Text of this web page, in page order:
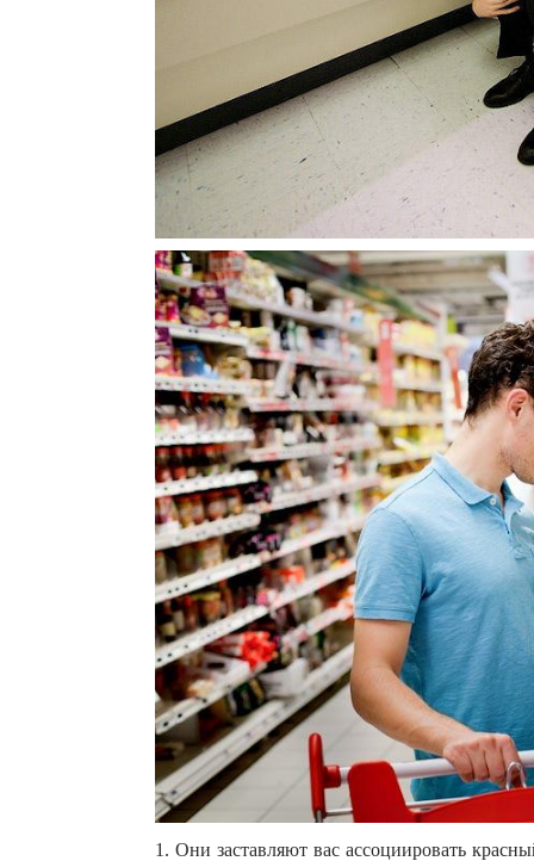
1. Они заставляют вас ассоциировать